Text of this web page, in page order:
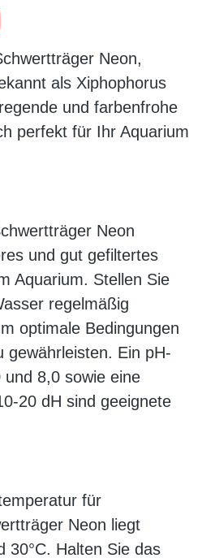
Neon,
als Xiphophorus
und farbenfrohe
perfekt für Ihr Aquarium
Neon
und gut gefiltertes
Aquarium. Stellen Sie
regelmäßig
optimale Bedingungen
gewährleisten. Ein pH-
8,0 sowie eine
20 dH sind geeignete
für
Neon liegt
30°C. Halten Sie das